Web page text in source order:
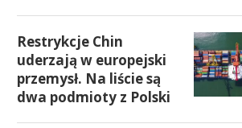
Restrykcje Chin
uderzają w europejski
przemysł. Na liście są
dwa podmioty z Polski